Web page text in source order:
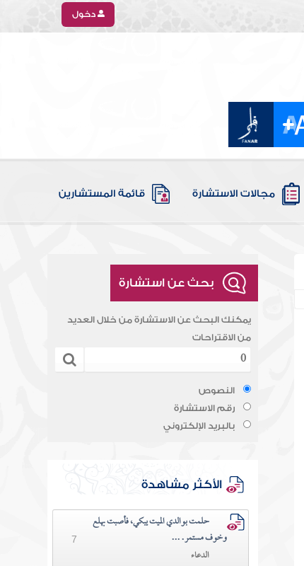
دخول
مجالات الاستشارة قائمة المستشارين
بحث عن استشارة
يمكنك البحث عن الاستشارة من خلال العديد
من الاقتراحات
النصوص
رقم الاستشارة
بالبريد الإلكتروني
الأكثر مشاهدة
حلمت بوالدي الميت يبكي، فأصبت بهلع
وخوف مستمر. ...
الدعاء
7